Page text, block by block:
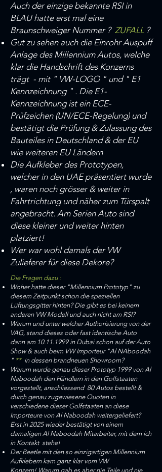
Auch der einzige bekannte RSI in
BLAU hatte erst mal eine
Braunschweiger Nummer ? ZUFALL?
Gut zu sehen auch die Einrohr Auspuff
Anlage des Millennium Autos, welche
klar die Handschrift des Konzerns
trägt - mit " VW-LOGO " und " E1
Kennzeichnung " . Die E1-
Kennzeichnung ist ein ECE-
Prüfzeichen (UN/ECE-Regelung) und
bestätigt die Prüfung & Zulassung des
Bauteiles in Deutschland & der EU
wie weiteren EU Ländern
Die Aufkleber des Prototypen,
welcher in den UAE präsentiert wurde
, waren noch grösser & weiter in
Fahrtrichtung und näher zum Türspalt
angebracht. Am Serien Auto sind
diese kleiner und weiter hinten
platziert!
Wer war wohl damals der VW
Zulieferer für diese Dekore?
Die Fragen dazu :
Woher hatte dieser "Millennium Prototyp" zu
diesem Zeitpunkt schon die speziellen
Lüftungsgitter hinten? Die gibt es bei keinem
anderen VW Modell und auch nicht am RSI?
Warum und unter welcher Authorisierung von der
VAG, stand dieses oder fast identische Auto
dann am 10.11.1999in Dubai schon auf der Auto
Show & auch beim VW Importeur "Al NAboodah
" ** in dessen brandneuen Showroom?
Warum wurde genau dieser Prototyp 1999 von Al
Naboodah den Händlern in den Golfstaaten
vorgestellt, anschliessend 80 Autos bestellt &
durch genau zugewiesene Quoten in
verschiedene dieser Golfstaaten an diese
Importeure von Al Naboodah weitergeliefert?
Erst in 2025 wieder bestätigt von einem
damaligen Al Naboodah Mitarbeiter, mit dem ich
in Kontakt stehe!
Der Beetle mit den so einzigartigen Millennium
Aufklebern kam ganz klar vom VW
Konzern! Warum gab es aber nie Teile und nie